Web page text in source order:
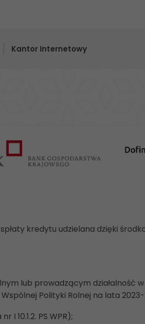
Kantor Internetowy
kredytu udzielana dzięki
lub prowadzącym działalność
Polityki Rolnej na lata 2023-
10.1.2. PS WPR);